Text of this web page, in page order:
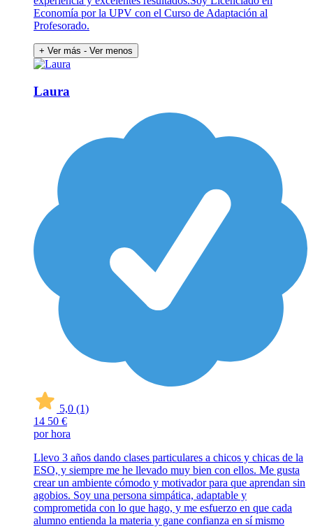
Economía por la UPV con el Curso de Adaptación al
Profesorado.
+ Ver más - Ver menos
Laura
5,0 (1)
14 50 €
por hora
Llevo 3 años dando clases particulares a chicos y chicas de la
ESO, y siempre me he llevado muy bien con ellos. Me gusta
crear un ambiente cómodo y motivador para que aprendan sin
agobios. Soy una persona simpática, adaptable y
comprometida con lo que hago, y me esfuerzo en que cada
alumno entienda la materia y gane confianza en sí mismo